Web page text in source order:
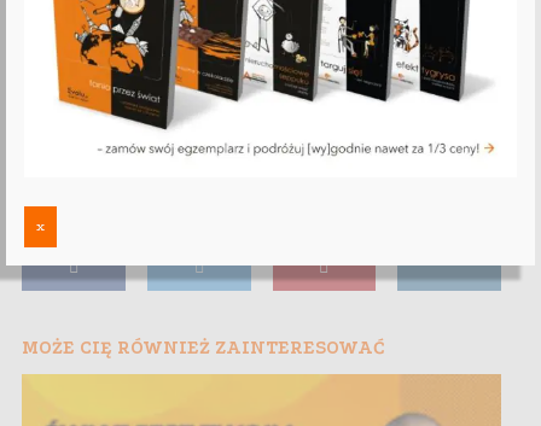
MOŻE CIĘ RÓWNIEŻ ZAINTERESOWAĆ
x